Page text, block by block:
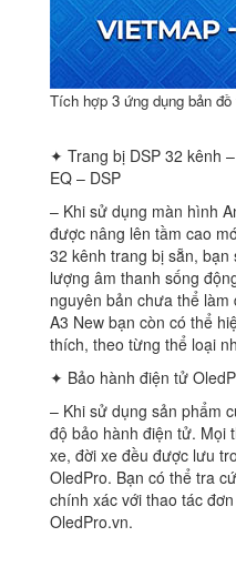
Tích hợp 3 ứng dụng bản
✦ Trang bị DSP 32 kênh
EQ – DSP
– Khi sử dụng màn hình
được nâng lên tầm cao
32 kênh trang bị sẵn,
lượng âm thanh sống
nguyên bản chưa thể
A3 New bạn còn có thể
thích, theo từng thể loại
✦ Bảo hành điện tử
– Khi sử dụng sản phẩm
độ bảo hành điện tử. Mọi
xe, đời xe đều được lưu
OledPro. Bạn có thể tra
chính xác với thao tác
OledPro.vn.